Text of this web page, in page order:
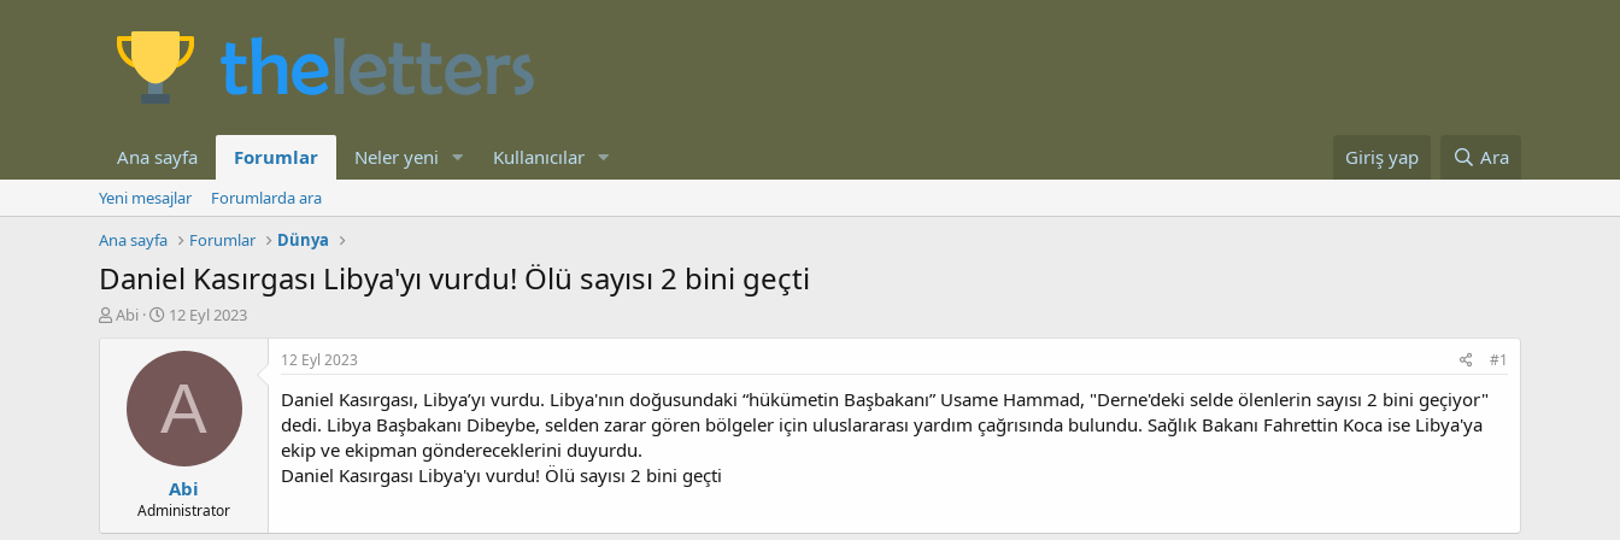
Ana sayfa Forumlar Neler yeni Kullanıcılar Giriş yap Ara
Yeni mesajlar
Forumlarda ara
Ana sayfa
Forumlar Dünya
Daniel Kasırgası Libya'yı vurdu! Ölü sayısı 2 bini geçti
K
l
Abi
B
ş
a
n
ı
ç
t
a
12 Eyl 2023
A
Abi
Administrator
12 Eyl 2023 #1
Daniel Kasırgası, Libya’yı vurdu. Libya'nın doğusundaki “hükümetin Başbakanı” Usame Hammad, "Derne'deki selde ölenlerin sayısı 2 bini geçiyor"
dedi. Libya Başbakanı Dibeybe, selden zarar gören bölgeler için uluslararası yardım çağrısında bulundu. Sağlık Bakanı Fahrettin Koca ise Libya'ya
ekip ve ekipman göndereceklerini duyurdu.
Daniel Kasırgası Libya'yı vurdu! Ölü sayısı 2 bini geçti